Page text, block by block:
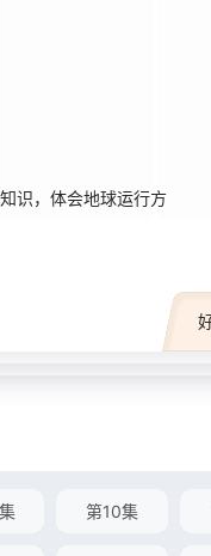
识，体会地球运行方
第10集